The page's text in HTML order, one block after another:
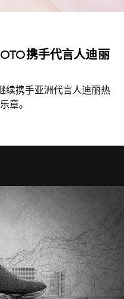
携手代言人迪丽
续携手亚洲代言人迪丽热
章。